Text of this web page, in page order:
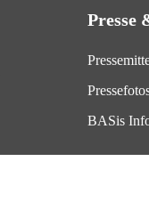
Presse
BASis